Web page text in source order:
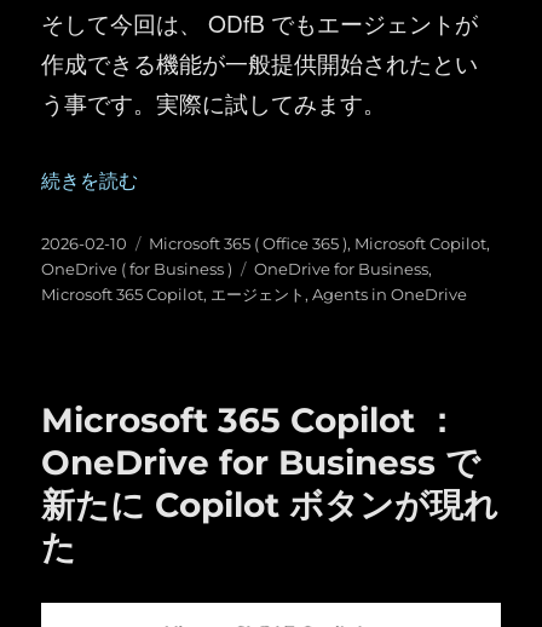
そして今回は、 ODfB でもエージェントが
作成できる機能が一般提供開始されたとい
う事です。実際に試してみます。
“Microsoft 365 Copilot ：OneDrive のエージェントが一般
続きを読む
投
稿
日:
2026-02-10
カ
テ
ゴ
Microsoft 365 ( Office 365 ), Microsoft Copilot,
OneDrive ( for Business )
タ
グ
OneDrive for Business,
Microsoft 365 Copilot, エージェント ,Agents in OneDrive
Microsoft 365 Copilot ：
OneDrive for Business で
新たに Copilot ボタンが現れ
た